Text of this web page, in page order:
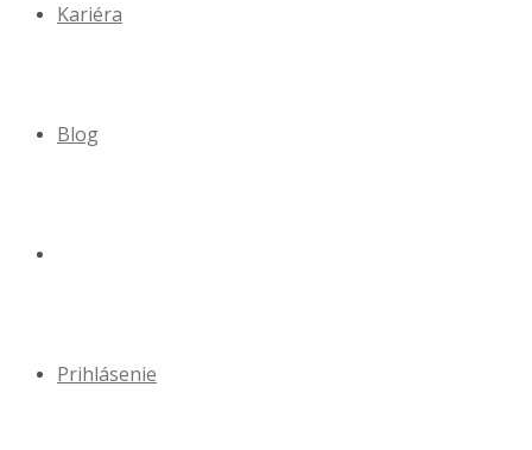
Kariéra
Blog
Prihlásenie